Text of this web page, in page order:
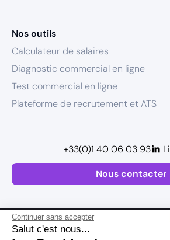
Continuer sans accepter
Salut c'est nous...
Nos outils
Calculateur de salaires
Diagnostic commercial en ligne
Test commercial en ligne
Plateforme de recrutement et ATS
Nous contacter
+33(0)1 40 06 03 93